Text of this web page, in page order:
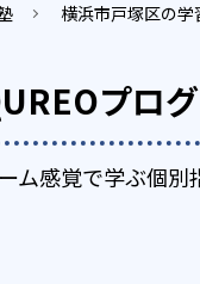
横浜市戸塚区の学
プロ
ム感覚で学ぶ個